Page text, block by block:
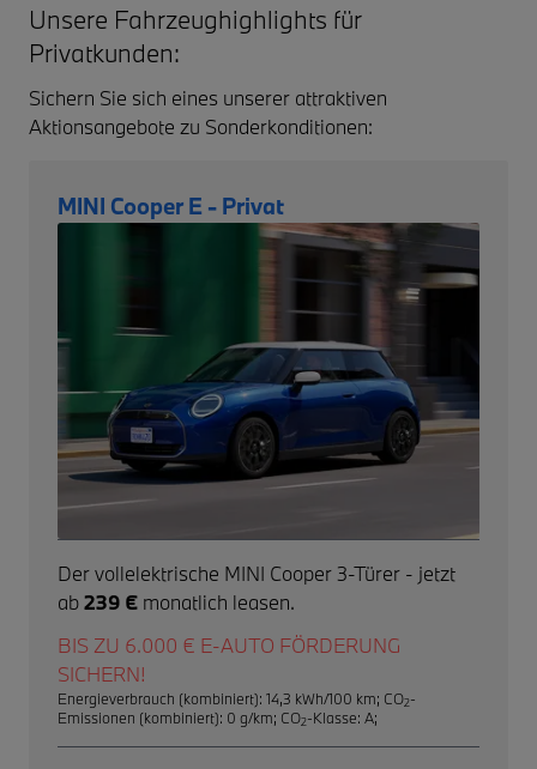
Unsere Fahrzeughighlights für
Privatkunden:
Sichern Sie sich eines unserer attraktiven
Aktionsangebote zu Sonderkonditionen:
MINI Cooper E - Privat
Der vollelektrische MINI Cooper 3-Türer - jetzt
ab239 € monatlich leasen.
BIS ZU 6.000 € E-AUTO FÖRDERUNG
SICHERN!
Energieverbrauch (kombiniert): 14,3 kWh/100 km; CO2-
Emissionen (kombiniert): 0 g/km; CO2-Klasse: A;